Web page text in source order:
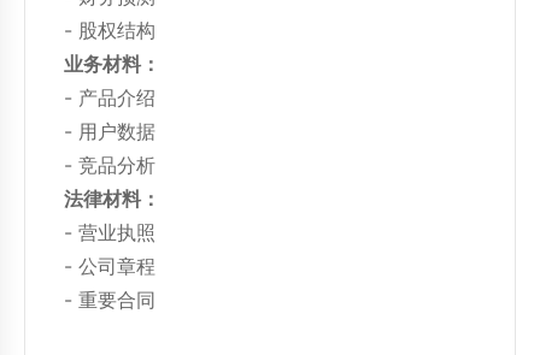
- 股权结构
业务材料：
- 产品介绍
- 用户数据
- 竞品分析
法律材料：
- 营业执照
- 公司章程
- 重要合同